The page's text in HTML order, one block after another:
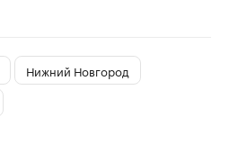
Нижний Новгород